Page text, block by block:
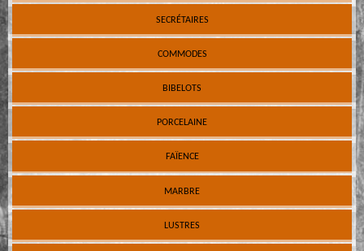
SECRÉTAIRES
COMMODES
BIBELOTS
PORCELAINE
FAÏENCE
MARBRE
LUSTRES